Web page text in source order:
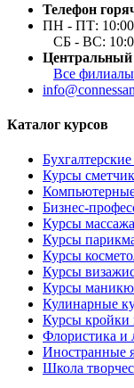
Телефон
ПН - ПТ: 10:00
СБ - ВС:
Центральный
Все филиалы
Каталог курсов
Курсы
Бизнес-
Курсы массажа
Курсы
Курсы
Курсы
Курсы
Кулинарные
Курсы кройки
Флористика и
Иностранные
Школа